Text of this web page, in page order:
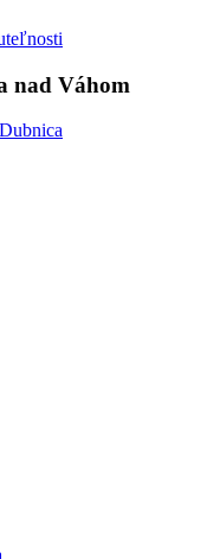
nad Váhom